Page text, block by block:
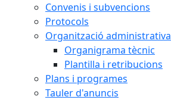
Convenis i subvencions
Protocols
Organització administrativa
Organigrama tècnic
Plantilla i retribucions
Plans i programes
Tauler d'anuncis